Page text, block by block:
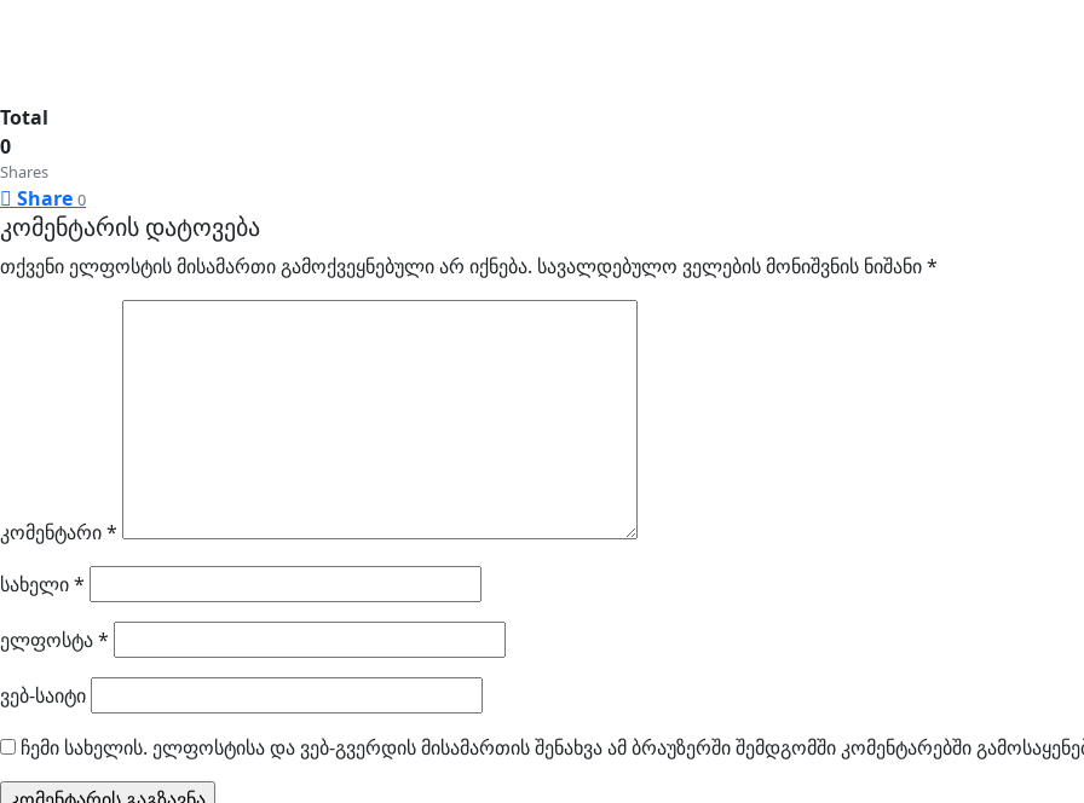
Total
0
Shares
Share 0
კომენტარის დატოვება
თქვენი ელფოსტის მისამართი გამოქვეყნებული არ იქნება. სავალდებულო ველების მონიშვნის ნიშანი*
კომენტარი*
სახელი*
ელფოსტა*
ვებ-საიტი
ჩემი სახელის. ელფოსტისა და ვებ-გვერდის მისამართის შენახვა ამ ბრაუზერში შემდგომში კომენტარებში